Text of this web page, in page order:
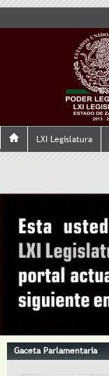
LXI Legislatura
Gaceta Parlamentaria